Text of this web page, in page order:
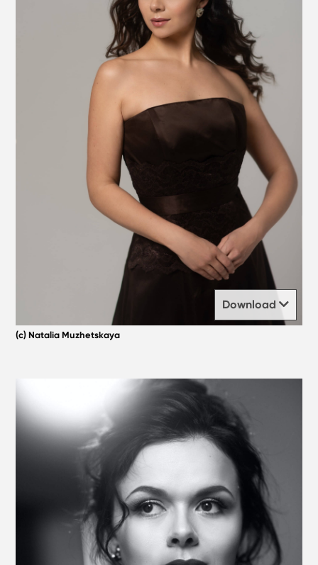
Download
(c) Natalia Muzhetskaya